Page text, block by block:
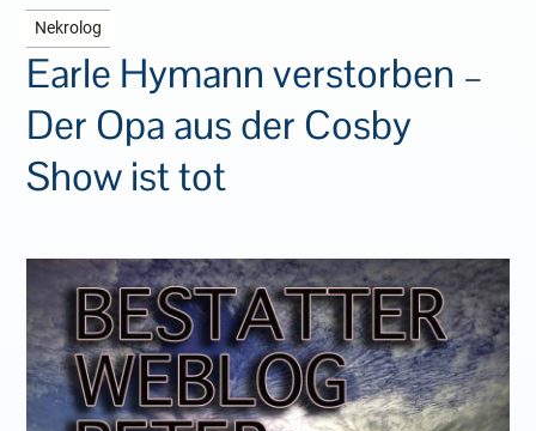
Nekrolog
Earle Hymann verstorben –
Der Opa aus der Cosby
Show ist tot